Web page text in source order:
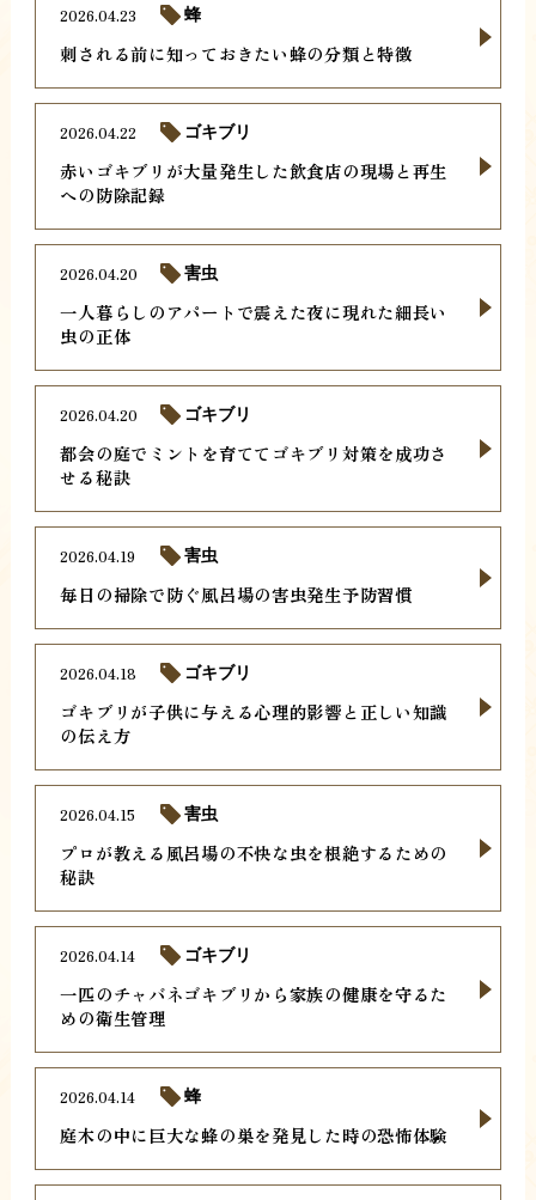
刺される前に知っておきたい蜂の分類と特徴
2026.04.23 蜂
赤いゴキブリが大量発生した飲食店の現場と再生
への防除記録
2026.04.22 ゴキブリ
一人暮らしのアパートで震えた夜に現れた細長い
虫の正体
2026.04.20 害虫
都会の庭でミントを育ててゴキブリ対策を成功さ
せる秘訣
2026.04.20 ゴキブリ
毎日の掃除で防ぐ風呂場の害虫発生予防習慣
2026.04.19 害虫
ゴキブリが子供に与える心理的影響と正しい知識
の伝え方
2026.04.18 ゴキブリ
プロが教える風呂場の不快な虫を根絶するための
秘訣
2026.04.15 害虫
一匹のチャバネゴキブリから家族の健康を守るた
めの衛生管理
2026.04.14 ゴキブリ
庭木の中に巨大な蜂の巣を発見した時の恐怖体験
2026.04.14 蜂